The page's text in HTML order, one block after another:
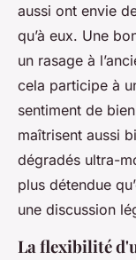
aussi ont envie
qu’à eux. Une
un rasage à
cela participe à
sentiment de
maîtrisent aussi
dégradés ultra-
plus détendue
une discussion
La flexibilité